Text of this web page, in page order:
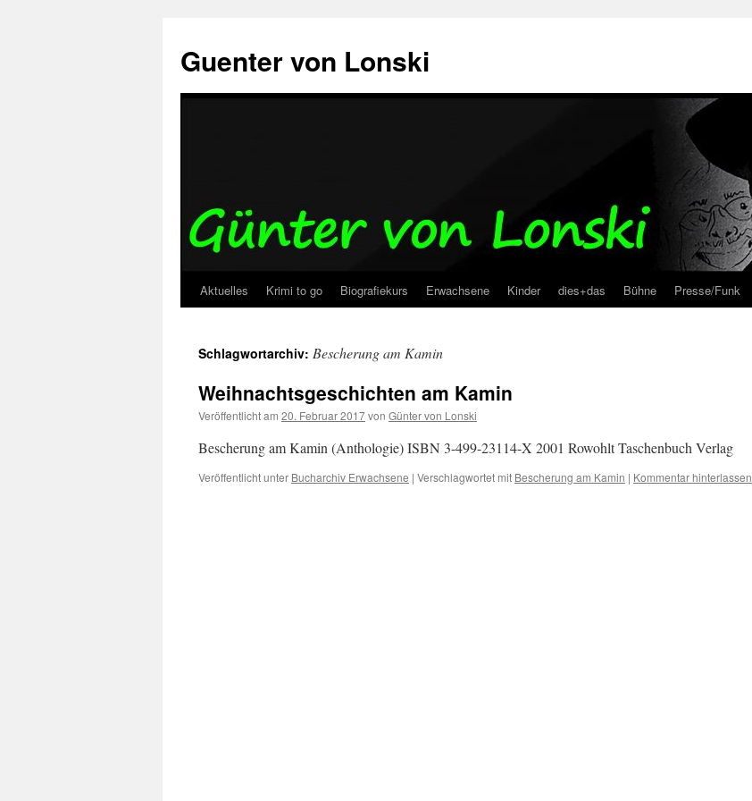
springen
Guenter von Lonski
Aktuelles Krimi to go Biografiekurs Erwachsene Kinder dies+das Bühne Presse/Funk
Schlagwortarchiv: Bescherung am Kamin
Weihnachtsgeschichten am Kamin
Veröffentlicht am 20. Februar 2017von Günter von Lonski
Bescherung am Kamin (Anthologie) ISBN 3-499-23114-X 2001 Rowohlt Taschenbuch Verlag
Veröffentlicht unter Bucharchiv Erwachsene | Verschlagwortet mit Bescherung am Kamin | Kommentar hinterlassen